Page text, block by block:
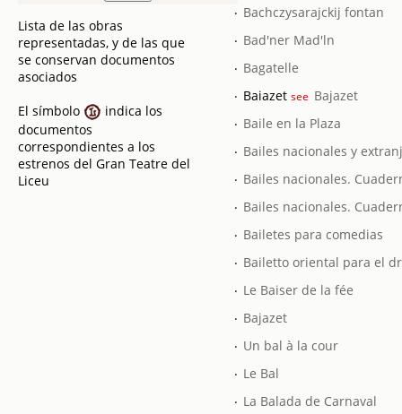
Lista de las obras
representadas, y de las que
se conservan documentos
asociados
El símbolo
indica los
documentos
correspondientes a los
estrenos del Gran Teatre del
Liceu
. Bachczysarajckij fontan
. Bad'ner Mad'ln
. Bagatelle
. Baiazetsee Bajazet
. Baile en la Plaza
. Bailes nacionales y
. Bailes nacionales.
. Bailes nacionales.
. Bailetes para comedias
. Bailetto oriental para el
. Le Baiser de la fée
. Bajazet
. Un bal à la cour
. Le Bal
. La Balada de Carnaval